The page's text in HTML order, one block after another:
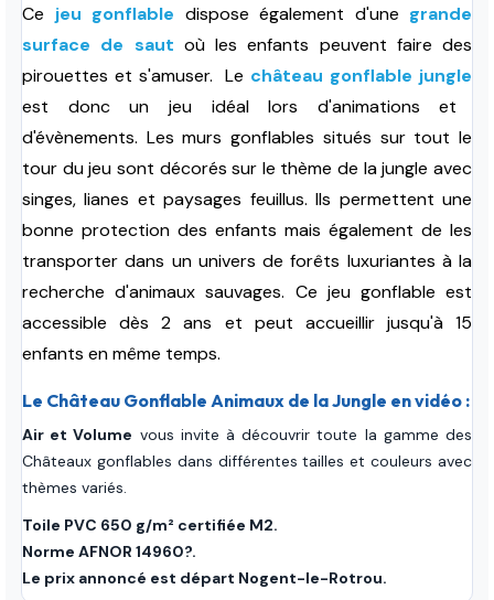
Ce jeu gonflable dispose également d'une grande
surface de saut où les enfants peuvent faire des
pirouettes et s'amuser.Le château gonflable jungle
est donc un jeu idéal lors d'animations et
d'évènements. Les murs gonflables situés sur tout le
tour du jeu sont décorés sur le thème de la jungle avec
singes, lianes et paysages feuillus. Ils permettent une
bonne protection des enfants mais également de les
transporter dans un univers de forêts luxuriantes à la
recherche d'animaux sauvages. Ce jeu gonflable est
accessible dès 2 ans et peut accueillir jusqu'à 15
enfants en même temps.
Le Château Gonflable Animaux de la Jungle en vidéo :
Air et Volume vous invite à découvrir toute la gamme des
Châteaux gonflables dans différentes tailles et couleurs avec
thèmes variés.
Toile PVC 650 g/m² certifiée M2.
Norme AFNOR 14960?.
Le prix annoncé est départ Nogent-le-Rotrou.